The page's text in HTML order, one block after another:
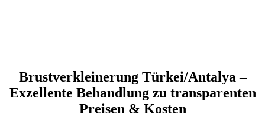
Brustverkleinerung Türkei/Antalya –
Exzellente Behandlung zu transparenten
Preisen & Kosten